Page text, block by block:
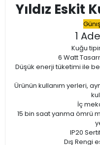
Yıldız Eskit
1
Kuğu
6 Watt
Düşük enerji tüketimi ile
Ürünün kullanım yerleri,
İç
15 bin saat yanma ömrü
IP20
Dış Rengi